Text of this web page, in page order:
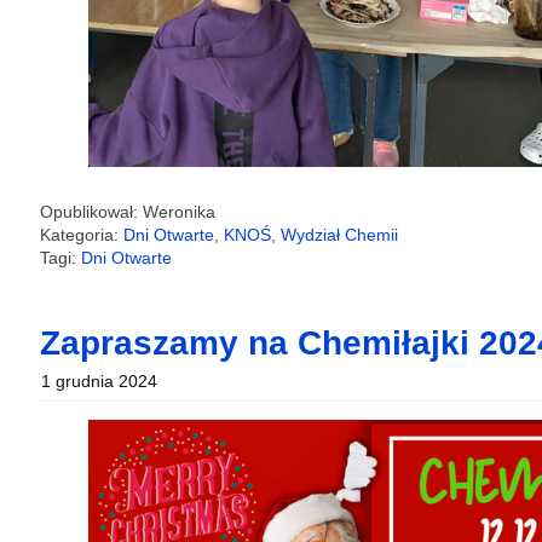
Opublikował: Weronika
Kategoria: Dni Otwarte KNOŚ ,Wydział Chemii
Tagi: Dni Otwarte
Zapraszamy na Chemiłajki
1 grudnia 2024